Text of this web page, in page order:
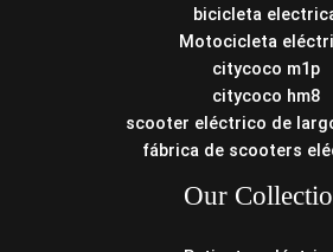
bicicleta
Motocicleta
citycoco m1p
citycoco hm8
scooter eléctrico de
fábrica de scooters
Our